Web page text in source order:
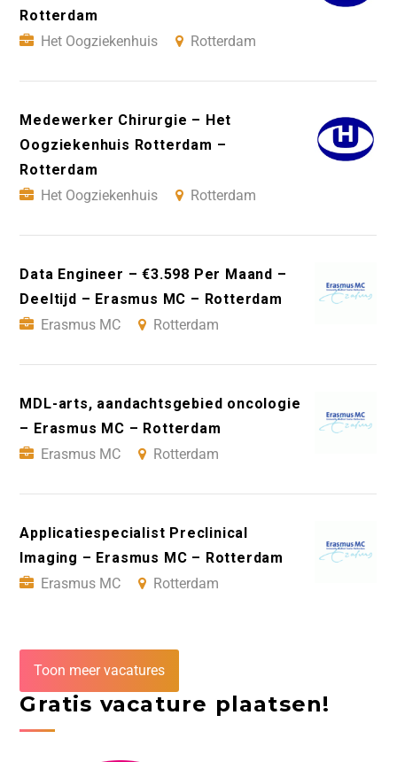
Rotterdam
Het Oogziekenhuis
Rotterdam
Medewerker Chirurgie – Het
Oogziekenhuis Rotterdam –
Rotterdam
Het Oogziekenhuis
Rotterdam
Data Engineer – €3.598 Per Maand –
Deeltijd – Erasmus MC – Rotterdam
Erasmus MC
Rotterdam
MDL-arts, aandachtsgebied oncologie
– Erasmus MC – Rotterdam
Erasmus MC
Rotterdam
Applicatiespecialist Preclinical
Imaging – Erasmus MC – Rotterdam
Erasmus MC
Rotterdam
Toon meer vacatures
Gratis vacature plaatsen!